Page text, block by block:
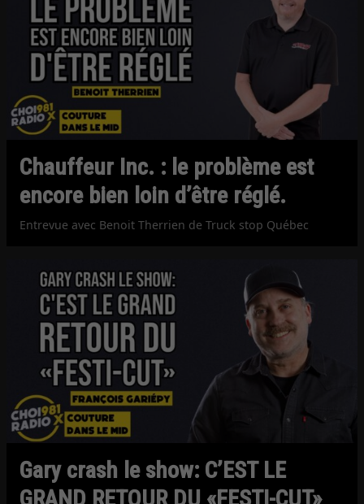
Chauffeur Inc. : le problème est
encore bien loin d’être réglé.
Entrevue avec Benoit Therrien de Truck stop Québec
Gary crash le show: C’EST LE